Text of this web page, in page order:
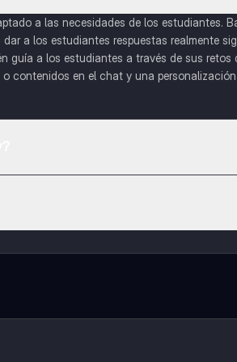
a las necesidades de los estudiantes.
a los estudiantes respuestas realmente
guía a los estudiantes a través de sus retos
contenidos en el chat y una
que te permitirá acceder a